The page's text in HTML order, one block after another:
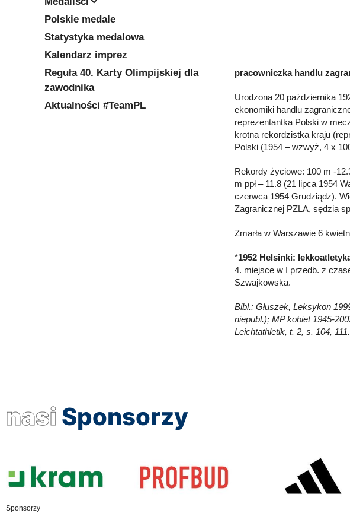
pracowniczka handlu
Urodzona 20 października
ekonomiki handlu
reprezentantka Polski w
krotna rekordzistka kraju
Polski (1954 – wzwyż, 4 x
Rekordy życiowe: 100 m -
m ppł – 11.8 (21 lipca 1954
czerwca 1954 Grudziądz).
Zagranicznej PZLA, sędzia
Zmarła w Warszawie 6
*1952 Helsinki:
4. miejsce w I przedb. z
Szwajkowska.
Bibl.: Głuszek, Leksykon
niepubl.); MP kobiet 1945-
Leichtathletik, t. 2, s. 104, 111.
Polskie medale
Statystyka medalowa
Kalendarz imprez
Reguła 40. Karty Olimpijskiej dla
zawodnika
Aktualności #TeamPL
nasi Sponsorzy
Sponsorzy